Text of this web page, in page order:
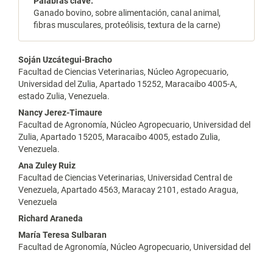
Ganado bovino, sobre alimentación, canal animal,
fibras musculares, proteólisis, textura de la carne)
Contenido
principal
del
artículo
Soján Uzcátegui-Bracho
Facultad de Ciencias Veterinarias, Núcleo Agropecuario,
Universidad del Zulia, Apartado 15252, Maracaibo 4005-A,
estado Zulia, Venezuela.
Nancy Jerez-Timaure
Facultad de Agronomía, Núcleo Agropecuario, Universidad del
Zulia, Apartado 15205, Maracaibo 4005, estado Zulia,
Venezuela.
Ana Zuley Ruiz
Facultad de Ciencias Veterinarias, Universidad Central de
Venezuela, Apartado 4563, Maracay 2101, estado Aragua,
Venezuela
Richard Araneda
María Teresa Sulbaran
Facultad de Agronomía, Núcleo Agropecuario, Universidad del